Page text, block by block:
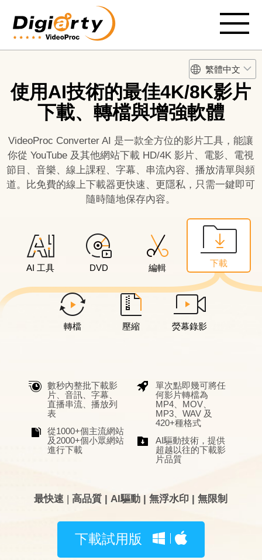
繁體中文
使用AI技術的最佳4K/8K影片
下載、轉檔與增強軟體
VideoProc Converter AI 是一款全方位的影片工具，能讓
你從 YouTube 及其他網站下載 HD/4K 影片、電影、電視
節目、音樂、線上課程、字幕、串流內容、播放清單與頻
道。比免費的線上下載器更快速、更隱私，只需一鍵即可
隨時隨地保存內容。
AI 工具 DVD 編輯 下載
轉檔 壓縮 熒幕錄影
數秒內整批下載影
片、音訊、字幕、
直播串流、播放列
表
從1000+個主流網站
及2000+個小眾網站
進行下載
單次點即幾可將任
何影片轉檔為
MP4、MOV、
MP3、WAV 及
420+種格式
AI驅動技術，提供
超越以往的下載影
片品質
最快速 |高品質 | AI驅動 | 無浮水印 | 無限制
下載試用版